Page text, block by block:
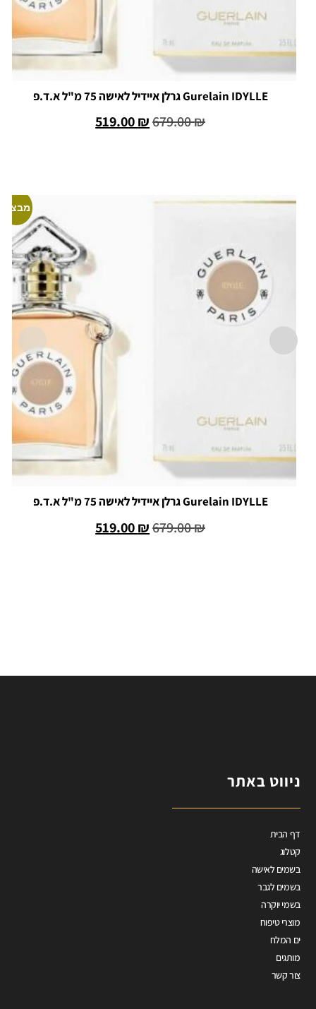
Gurelain IDYLLE גרלן איידיל לאישה 75 מ"ל א.ד.פ
679.00₪
519.00₪
מבצע!
Gurelain IDYLLE גרלן איידיל לאישה 75 מ"ל א.ד.פ
679.00₪
519.00₪
ניווט באתר
דף הבית
קטלוג
בשמים לאישה
בשמים לגבר
בשמי יוקרה
מוצרי טיפוח
ים המלח
מותגים
צור קשר